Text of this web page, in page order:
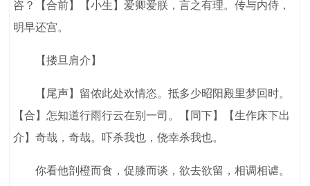
咨？【合前】【小生】爱卿爱朕，言之有理。传与内侍，
明早还宫。
【搂旦肩介】
【尾声】留侬此处欢情恣。抵多少昭阳殿里梦回时。
【合】怎知道行雨行云在别一司。【同下】【生作床下出
介】奇哉，奇哉。吓杀我也，侥幸杀我也。
你看他剖橙而食，促膝而谈，欲去欲留，相调相谑。